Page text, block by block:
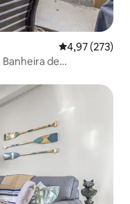
4,97 de uma
4,97 (273)
de